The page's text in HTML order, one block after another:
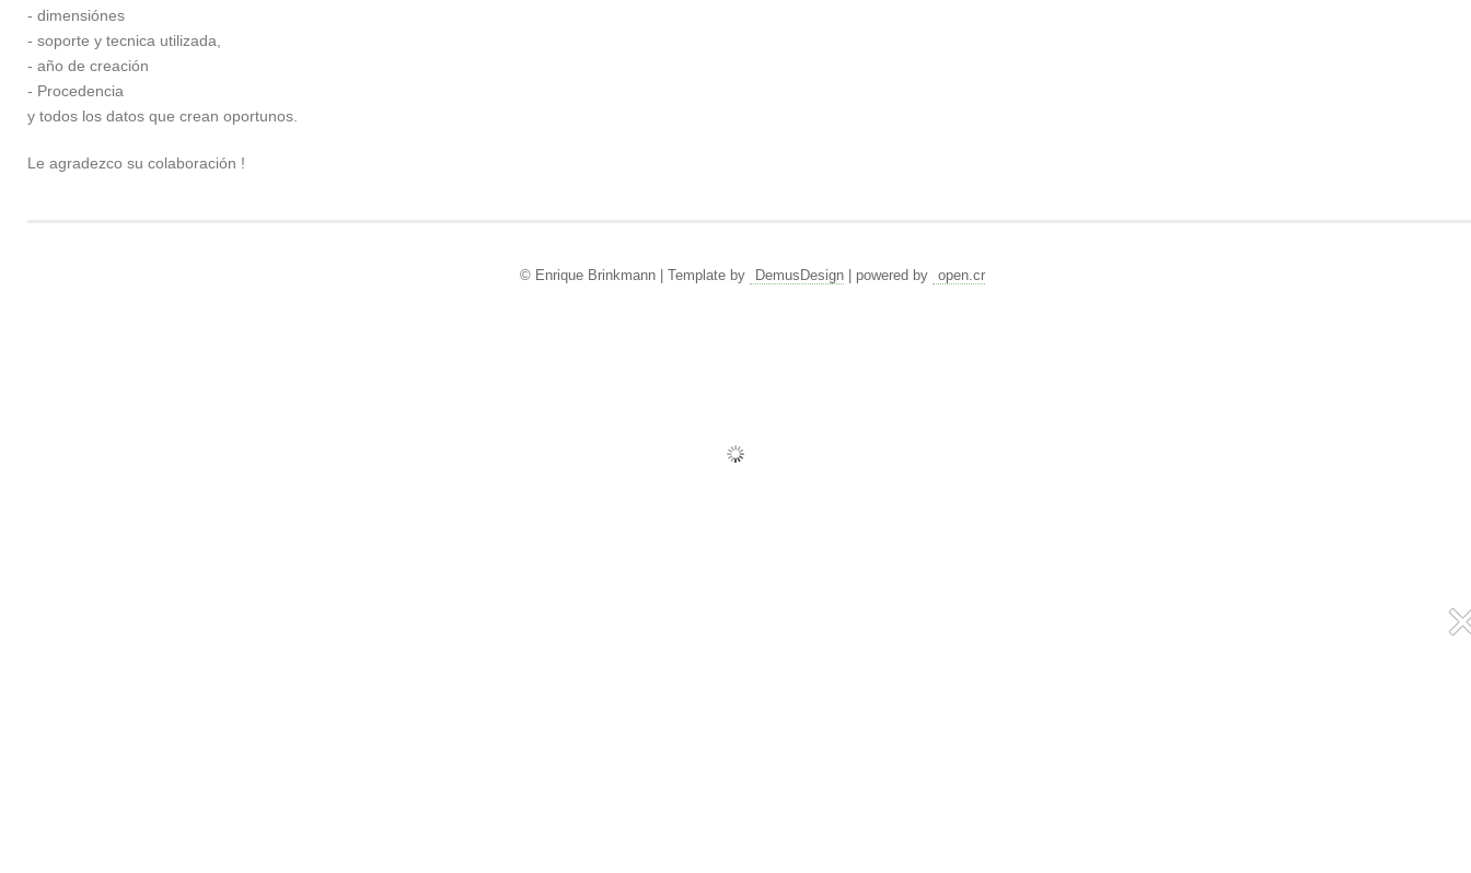
- dimensiónes
- soporte y tecnica utilizada,
- año de creación
- Procedencia
y todos los datos que crean oportunos.
Le agradezco su colaboración !
© Enrique Brinkmann | Template by DemusDesign| powered by open.cr